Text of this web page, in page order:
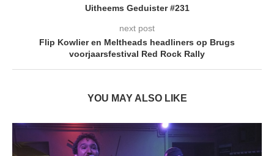
Uitheems Geduister #231
next post
Flip Kowlier en Meltheads headliners op Brugs
voorjaarsfestival Red Rock Rally
YOU MAY ALSO LIKE